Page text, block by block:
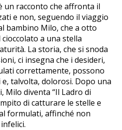
un racconto che affronta il
e non, seguendo il viaggio
bambino Milo, che a otto
a una stella
La storia, che si snoda
ci insegna che i desideri,
correttamente, possono
talvolta, dolorosi. Dopo una
Milo diventa “Il Ladro di
di catturare le stelle e
formulati, affinché non